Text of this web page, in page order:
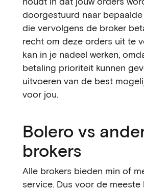
doorgestuurd naar bepaalde
die vervolgens de broker
recht om deze orders uit te
kan in je nadeel werken,
betaling prioriteit kunnen
uitvoeren van de best
voor jou.
Bolero vs
brokers
Alle brokers bieden min of
service. Dus voor de meeste